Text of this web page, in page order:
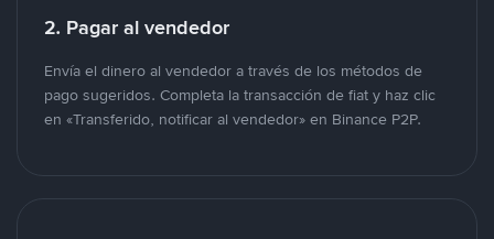
2. Pagar al vendedor
Envía el dinero al vendedor a través de los métodos de
pago sugeridos. Completa la transacción de fiat y haz clic
en «Transferido, notificar al vendedor» en Binance P2P.